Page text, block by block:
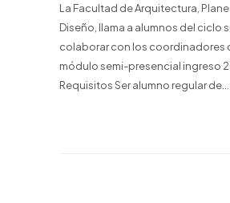
La Facultad de Arquitectura,
Diseño, llama a alumnos del ciclo
colaborar con los coordinadores
módulo semi-presencial ingreso
Requisitos Ser alumno regular de...